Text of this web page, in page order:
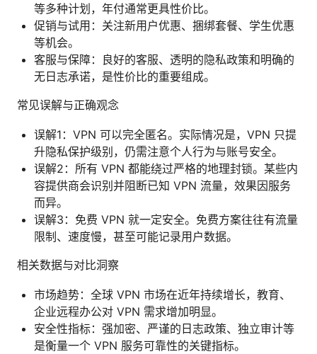
等多种计划，年付通常更具性价比。
促销与试用：关注新用户优惠、捆绑套餐、学生优惠
等机会。
客服与保障：良好的客服、透明的隐私政策和明确的
无日志承诺，是性价比的重要组成。
常见误解与正确观念
误解1：VPN 可以完全匿名。实际情况是，VPN 只提
升隐私保护级别，仍需注意个人行为与账号安全。
误解2：所有 VPN 都能绕过严格的地理封锁。某些内
容提供商会识别并阻断已知 VPN 流量，效果因服务
而异。
误解3：免费 VPN 就一定安全。免费方案往往有流量
限制、速度慢，甚至可能记录用户数据。
相关数据与对比洞察
市场趋势：全球 VPN 市场在近年持续增长，教育、
企业远程办公对 VPN 需求增加明显。
安全性指标：强加密、严谨的日志政策、独立审计等
是衡量一个 VPN 服务可靠性的关键指标。